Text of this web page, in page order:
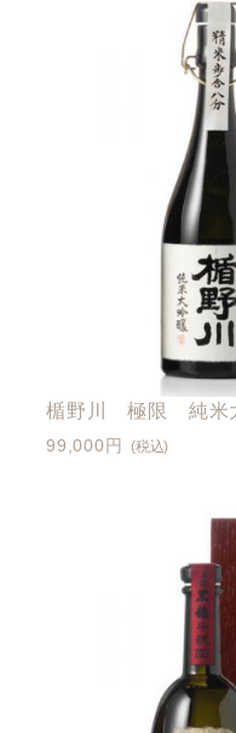
楯野川 極限 純米
99,000円 (税込)